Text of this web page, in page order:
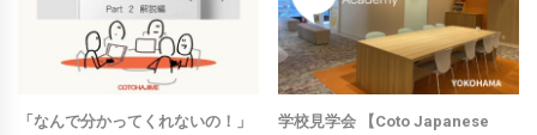
「なんで分かってくれないの！」
学校見学会 【Coto Japanese